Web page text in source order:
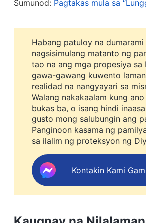
at na nadaanan ko ang ilang
“pinapagdonasyon ang mga
kalalakihan at kababaihan”
akin na kilalanin ang tama
at ang nag-aalab na apoy ng
na binabasa ko. At sa sandali
ng maybahay ko na nag-
nakahikayat sa akin na
ko ang biyenan kong babae
na niya ang kanyang
nakinig sa akin man lamang,
katulad ng nabasa mo sa
Sumunod: Pagtakas mula sa
Habang patuloy na dumarami
nagsisimulang matanto ng
tao na ang mga propesiya sa
gawa-gawang kuwento
realidad na nangyayari sa
Walang nakakaalam kung
bukas ba, o isang hindi
gusto mong salubungin ang
Panginoon kasama ng
sa ilalim ng proteksyon ng
WhatsApp para sumali sa
Huwag mo na itong
Kontakin Kami